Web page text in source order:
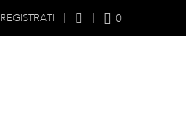
REGISTRATI 0